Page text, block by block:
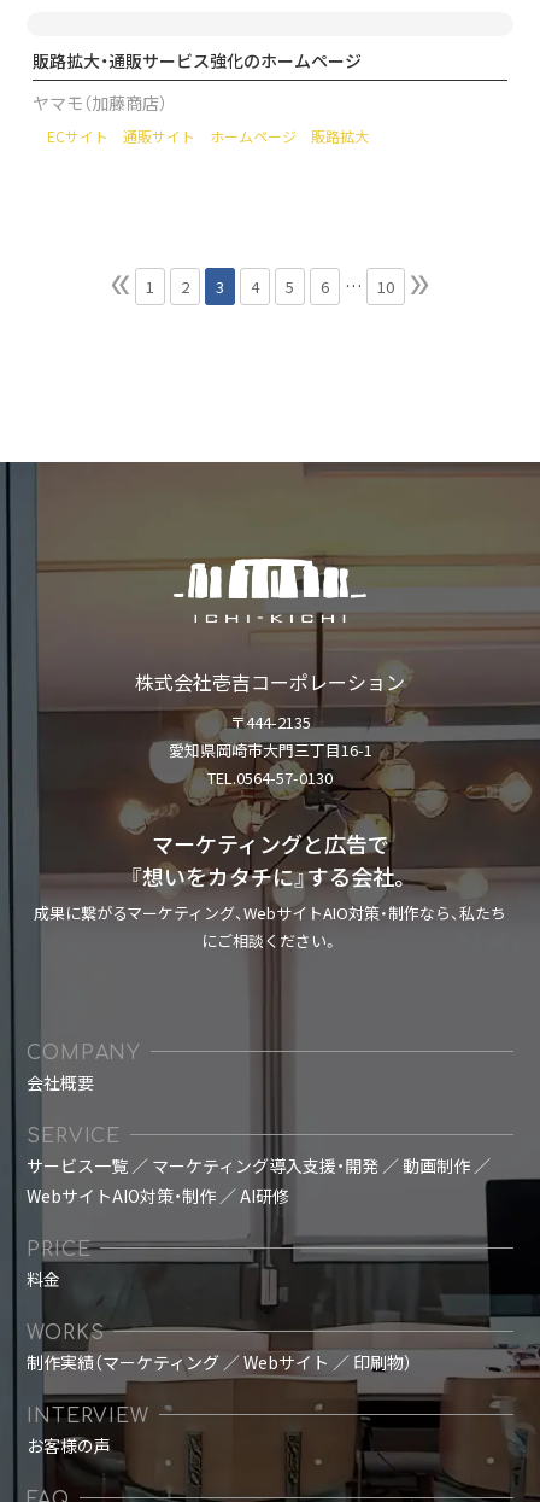
販路拡大・通販サービス強化のホームページ
ヤマモ（加藤商店）
ECサイト 通販サイト ホームページ 販路拡大
1 2 3 4 5 6 … 10
株式会社壱吉コーポレーション
〒444-2135
愛知県岡崎市大門三丁目16-1
TEL.0564-57-0130
マーケティングと広告で
『想いをカタチに』する会社。
成果に繋がるマーケティング、WebサイトAIO対策・制作なら、私たち
にご相談ください。
COMPANY
会社概要
SERVICE
サービス一覧 ／ マーケティング導入支援・開発 ／ 動画制作 ／
WebサイトAIO対策・制作 ／AI研修
PRICE
料金
WORKS
制作実績（マーケティング ／ Webサイト ／ 印刷物）
INTERVIEW
お客様の声